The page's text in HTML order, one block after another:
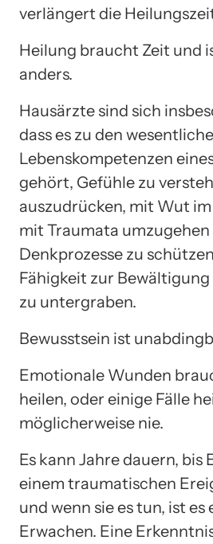
verlängert die
Heilung braucht Zeit und
anders.
Hausärzte sind sich
dass es zu den
Lebenskompetenzen
gehört, Gefühle zu
auszudrücken, mit Wut
mit Traumata umzugehen
Denkprozesse zu
Fähigkeit zur
zu untergraben.
Bewusstsein ist
Emotionale Wunden
heilen, oder einige Fälle
möglicherweise nie.
Es kann Jahre dauern, bis
einem traumatischen
und wenn sie es tun, ist es
Erwachen. Eine